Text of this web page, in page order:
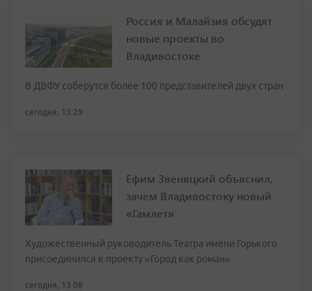
Россия и Малайзия обсудят
новые проекты во
Владивостоке
В ДВФУ соберутся более 100 представителей двух стран
сегодня, 13:29
Ефим Звеняцкий объяснил,
зачем Владивостоку новый
«Гамлет»
Художественный руководитель Театра имени Горького
присоединился к проекту «Город как роман»
сегодня, 13:08